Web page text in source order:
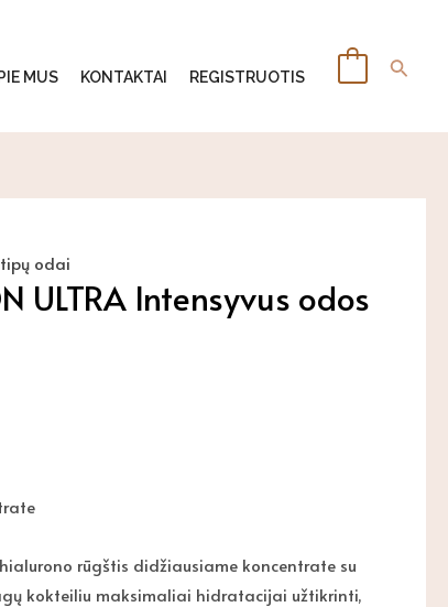
MUS KONTAKTAI REGISTRUOTIS
odai
ULTRA Intensyvus odos
rūgštis didžiausiame koncentrate su
kokteiliu maksimaliai hidratacijai užtikrinti,